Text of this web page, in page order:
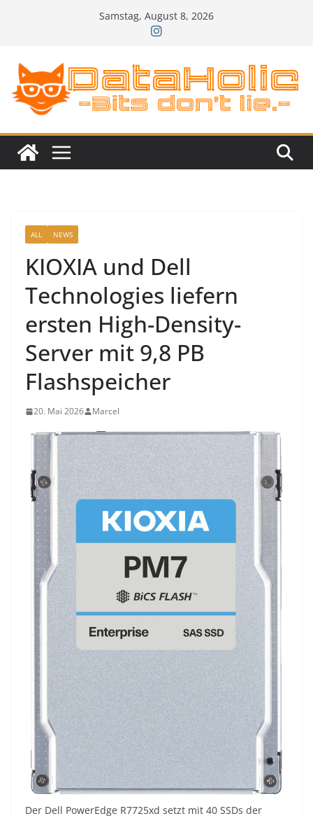
Samstag, August 8, 2026
ALL NEWS
KIOXIA und Dell
Technologies liefern
ersten High-Density-
Server mit 9,8 PB
Flashspeicher
20. Mai 2026 Marcel
Der Dell PowerEdge R7725xd setzt mit 40 SSDs der